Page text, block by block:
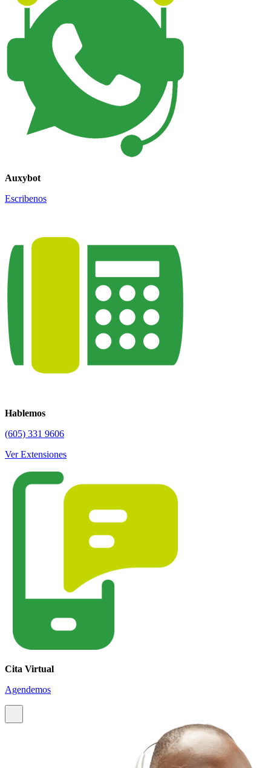
Auxybot
Escribenos
Hablemos
(605) 331 9606
Ver Extensiones
Cita Virtual
Agendemos